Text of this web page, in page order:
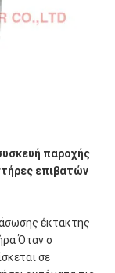
παροχής
επιβατών
έκτακτης
Όταν ο
σε